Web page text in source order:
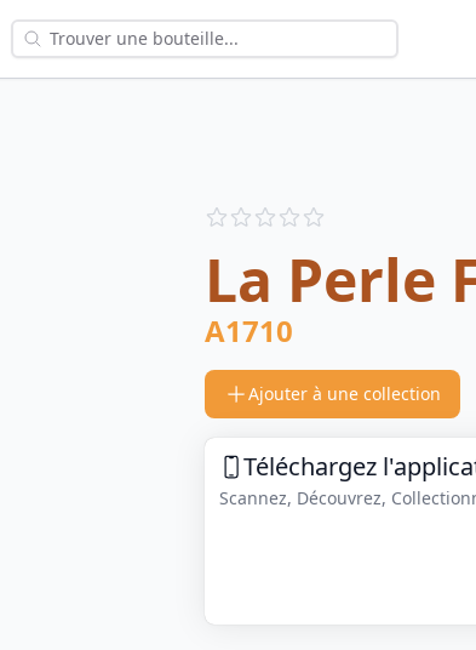
Reviews
La Perle
A1710
Ajouter à une collection
Téléchargez
Scannez, Découvrez,